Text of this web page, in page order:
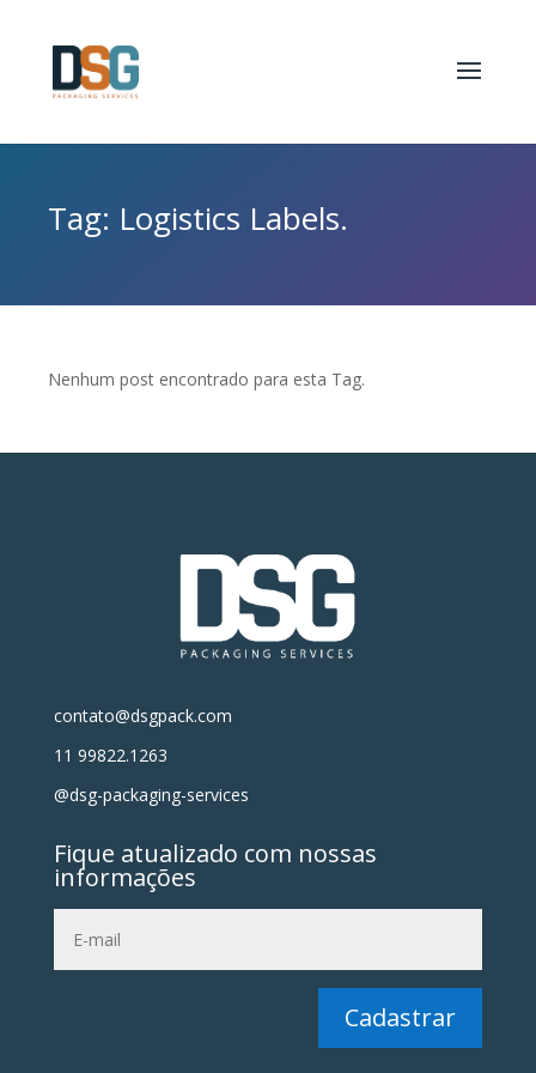
Tag: Logistics Labels.
Nenhum post encontrado para esta Tag.
contato@dsgpack.com
11 99822.1263
@dsg-packaging-services
Fique atualizado com nossas
informações
Cadastrar